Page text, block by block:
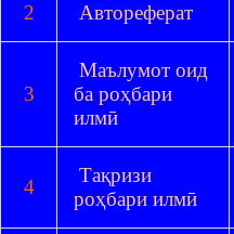
2 Автореферат
3
Маълумот оид
ба роҳбари
илмӣ
4
Тақризи
роҳбари илмӣ